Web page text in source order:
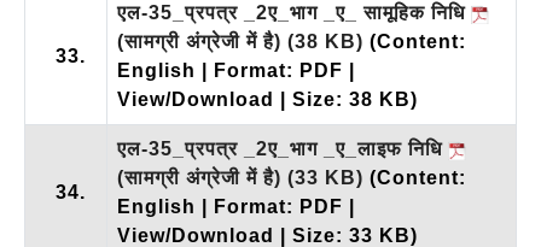
33.
एल-35_प्रपत्र _2ए_भाग _ए_ सामूहिक निधि
(सामग्री अंग्रेजी में है) (38 KB) (Content:
English | Format: PDF |
View/Download | Size: 38 KB)
34.
एल-35_प्रपत्र _2ए_भाग _ए_लाइफ निधि
(सामग्री अंग्रेजी में है) (33 KB) (Content:
English | Format: PDF |
View/Download | Size: 33 KB)